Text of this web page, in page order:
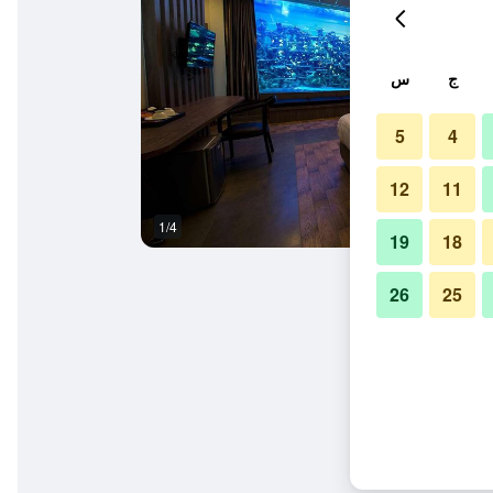
1/4
ج س
4
5
11
12
18
19
25
26